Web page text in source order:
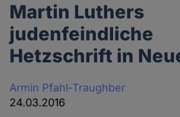
Martin Luthers
judenfeindliche
Hetzschrift in
Armin Pfahl-Traughber
24.03.2016